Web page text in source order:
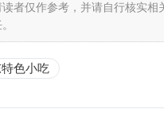
者仅作参考，并请自行核实
色小吃